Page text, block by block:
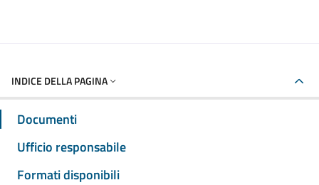
INDICE DELLA PAGINA
Documenti
Ufficio responsabile
Formati disponibili